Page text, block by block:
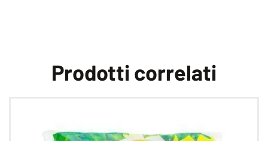
Prodotti correlati